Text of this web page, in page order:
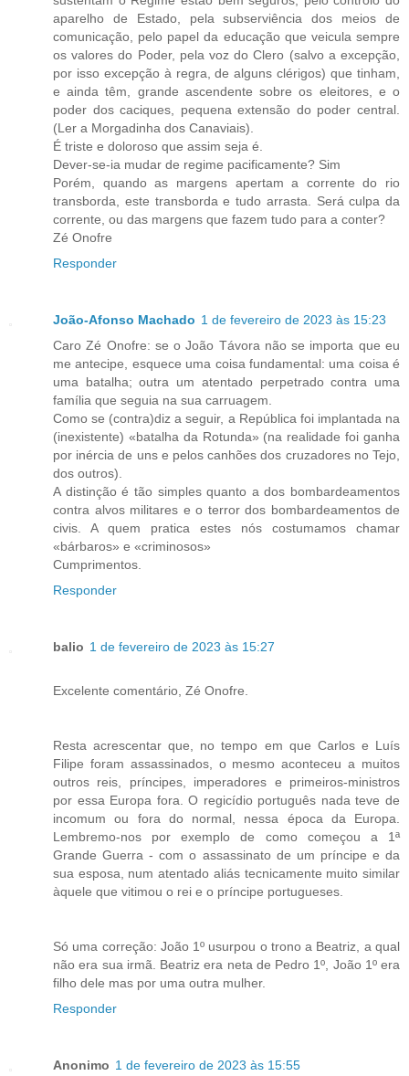
aparelho de Estado, pela subserviência dos meios de
comunicação, pelo papel da educação que veicula sempre
os valores do Poder, pela voz do Clero (salvo a excepção,
por isso excepção à regra, de alguns clérigos) que tinham,
e ainda têm, grande ascendente sobre os eleitores, e o
poder dos caciques, pequena extensão do poder central.
(Ler a Morgadinha dos Canaviais).
É triste e doloroso que assim seja é.
Dever-se-ia mudar de regime pacificamente? Sim
Porém, quando as margens apertam a corrente do rio
transborda, este transborda e tudo arrasta. Será culpa da
corrente, ou das margens que fazem tudo para a conter?
Zé Onofre
Responder
João-Afonso Machado 1 de fevereiro de 2023 às 15:23
Caro Zé Onofre: se o João Távora não se importa que eu
me antecipe, esquece uma coisa fundamental: uma coisa é
uma batalha; outra um atentado perpetrado contra uma
família que seguia na sua carruagem.
Como se (contra)diz a seguir, a República foi implantada na
(inexistente) «batalha da Rotunda» (na realidade foi ganha
por inércia de uns e pelos canhões dos cruzadores no Tejo,
dos outros).
A distinção é tão simples quanto a dos bombardeamentos
contra alvos militares e o terror dos bombardeamentos de
civis. A quem pratica estes nós costumamos chamar
«bárbaros» e «criminosos»
Cumprimentos.
Responder
balio 1 de fevereiro de 2023 às 15:27
Excelente comentário, Zé Onofre.
Resta acrescentar que, no tempo em que Carlos e Luís
Filipe foram assassinados, o mesmo aconteceu a muitos
outros reis, príncipes, imperadores e primeiros-ministros
por essa Europa fora. O regicídio português nada teve de
incomum ou fora do normal, nessa época da Europa.
Lembremo-nos por exemplo de como começou a 1ª
Grande Guerra - com o assassinato de um príncipe e da
sua esposa, num atentado aliás tecnicamente muito similar
àquele que vitimou o rei e o príncipe portugueses.
Só uma correção: João 1º usurpou o trono a Beatriz, a qual
não era sua irmã. Beatriz era neta de Pedro 1º, João 1º era
filho dele mas por uma outra mulher.
Responder
Anonimo 1 de fevereiro de 2023 às 15:55